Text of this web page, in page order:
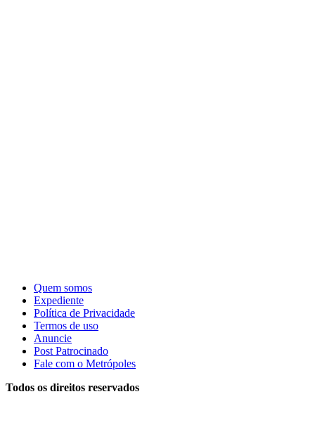
Quem somos
Expediente
Política de Privacidade
Termos de uso
Anuncie
Post Patrocinado
Fale com o Metrópoles
Todos os direitos reservados